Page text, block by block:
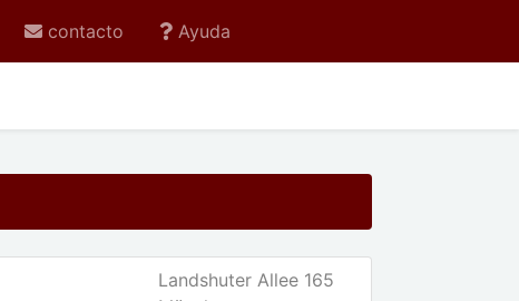
contacto Ayuda
Landshuter Allee 165